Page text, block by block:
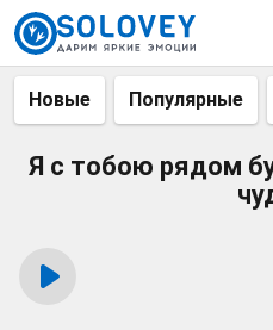
Новые Популярные
Я с тобою рядом